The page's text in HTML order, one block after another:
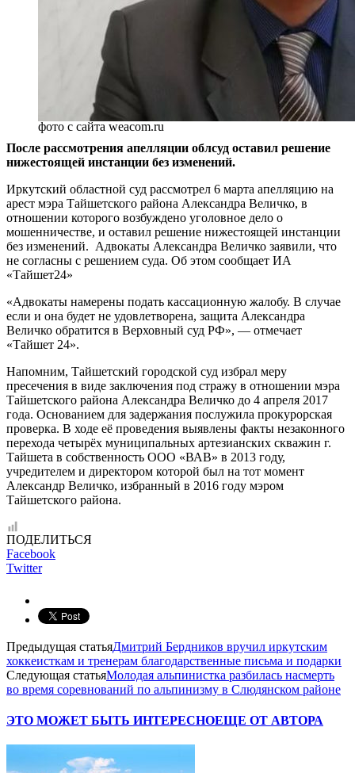
фото с сайта weacom.ru
После рассмотрения апелляции облсуд оставил решение
нижестоящей инстанции без изменений.
Иркутский областной суд рассмотрел 6 марта апелляцию на
арест мэра Тайшетского района Александра Величко, в
отношении которого возбуждено уголовное дело о
мошенничестве, и оставил решение нижестоящей инстанции
без изменений. Адвокаты Александра Величко заявили, что
не согласны с решением суда. Об этом сообщает ИА
«Тайшет24»
«Адвокаты намерены подать кассационную жалобу. В случае
если и она будет не удовлетворена, защита Александра
Величко обратится в Верховный суд РФ», — отмечает
«Тайшет 24».
Напомним, Тайшетский городской суд избрал меру
пресечения в виде заключения под стражу в отношении мэра
Тайшетского района Александра Величко до 4 апреля 2017
года. Основанием для задержания послужила прокурорская
проверка. В ходе её проведения выявлены факты незаконного
перехода четырёх муниципальных артезианских скважин г.
Тайшета в собственность ООО «ВАВ» в 2013 году,
учредителем и директором которой был на тот момент
Александр Величко, избранный в 2016 году мэром
Тайшетского района.
ПОДЕЛИТЬСЯ
Facebook
Twitter
Предыдущая статьяДмитрий Бердников вручил иркутским
хоккеисткам и тренерам благодарственные письма и подарки
Следующая статьяМолодая альпинистка разбилась насмерть
во время соревнований по альпинизму в Слюдянском районе
ЭТО МОЖЕТ БЫТЬ ИНТЕРЕСНОЕЩЕ ОТ АВТОРА